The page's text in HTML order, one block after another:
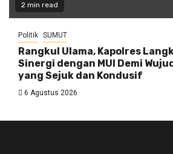
2 min read
Politik SUMUT
Rangkul Ulama, Kapolres
Sinergi dengan MUI Demi
yang Sejuk dan Kondusif
6 Agustus 2026